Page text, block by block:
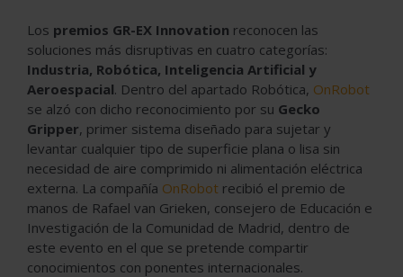
Los premios GR-EX Innovation reconocen las
soluciones más disruptivas en cuatro categorías:
Industria, Robótica, Inteligencia Artificial y
Aeroespacial. Dentro del apartado Robótica, OnRobot
se alzó con dicho reconocimiento por su Gecko
Gripper, primer sistema diseñado para sujetar y
levantar cualquier tipo de superficie plana o lisa sin
necesidad de aire comprimido ni alimentación eléctrica
externa. La compañía OnRobot recibió el premio de
manos de Rafael van Grieken, consejero de Educación e
Investigación de la Comunidad de Madrid, dentro de
este evento en el que se pretende compartir
conocimientos con ponentes internacionales.